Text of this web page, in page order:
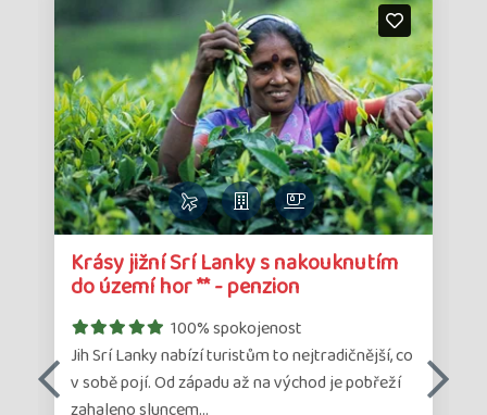
Krásy jižní Srí Lanky s nakouknutím
do území hor ** - penzion
100% spokojenost
Jih Srí Lanky nabízí turistům to nejtradičnější, co
v sobě pojí. Od západu až na východ je pobřeží
zahaleno sluncem…
zájezdu